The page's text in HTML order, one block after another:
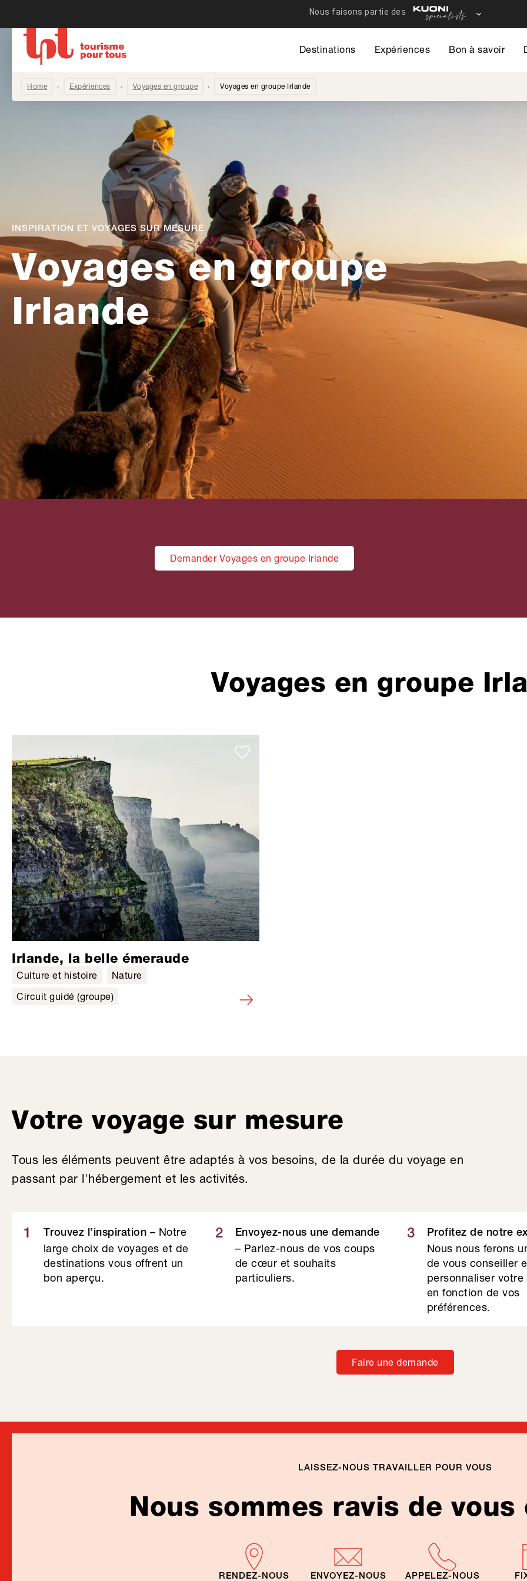
Destinations Expériences Bon à savoir
Home Expériences Voyages en groupe Voyages en groupe Irlande
Voyages en groupe
Irlande
INSPIRATION ET VOYAGES SUR MESURE
Demander Voyages en groupe Irlande
Voyages en groupe
Irlande, la belle émeraude
Culture et histoire
Nature
Circuit guidé (groupe)
Votre voyage sur mesure
Tous les éléments peuvent être adaptés à vos besoins, de la durée du voyage en
passant par l'hébergement et les activités.
1 Trouvez l’inspiration – Notre
large choix de voyages et de
destinations vous offrent un
bon aperçu.
2 Envoyez-nous une demande
– Parlez-nous de vos coups
de cœur et souhaits
particuliers.
3 Profitez de notre
Nous nous ferons
de vous conseiller
personnaliser votre
en fonction de vos
préférences.
Faire une demande
LAISSEZ-NOUS TRAVAILLER POUR VOUS
Nous sommes ravis de
RENDEZ-NOUS
ENVOYEZ-NOUS
APPELEZ-NOUS